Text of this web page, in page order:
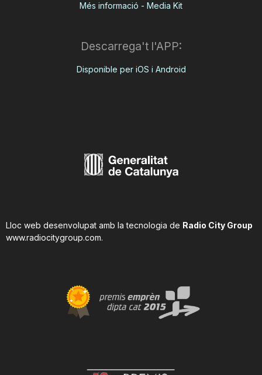
Més informació - Media Kit
Descarrega't l'APP:
Disponible per iOS i Android
Lloc web desenvolupat amb la tecnologia de Radio City Group
www.radiocitygroup.com.